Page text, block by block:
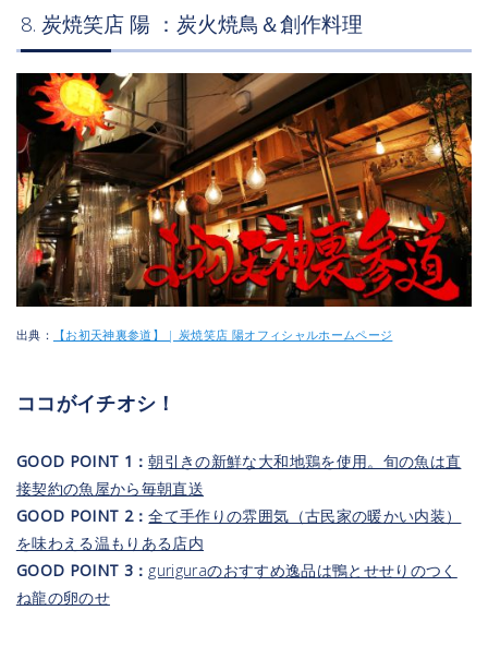
8. 炭焼笑店 陽 ：炭火焼鳥＆創作料理
出典： 【お初天神裏参道】 | 炭焼笑店 陽オフィシャルホームページ
ココがイチオシ！
GOOD POINT 1：朝引きの新鮮な大和地鶏を使用。旬の魚は直
接契約の魚屋から毎朝直送
GOOD POINT 2：全て手作りの雰囲気（古民家の暖かい内装）
を味わえる温もりある店内
GOOD POINT 3： guriguraのおすすめ逸品は鴨とせせりのつく
ね龍の卵のせ